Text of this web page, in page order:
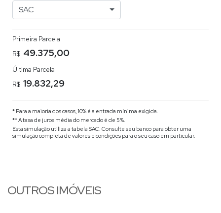
SAC
Primeira Parcela
R$ 49.375,00
Última Parcela
R$ 19.832,29
* Para a maioria dos casos, 10% é a entrada mínima exigida.
** A taxa de juros média do mercado é de 5%.
Esta simulação utiliza a tabela SAC. Consulte seu banco para obter uma
simulação completa de valores e condições para o seu caso em particular.
OUTROS IMÓVEIS